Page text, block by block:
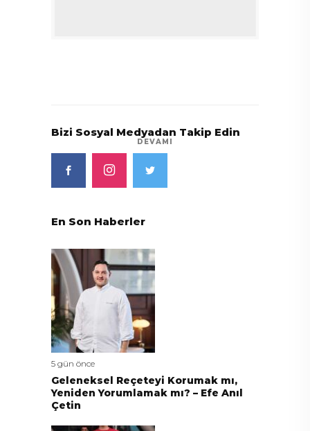
DEVAMI
Bizi Sosyal Medyadan Takip Edin
En Son Haberler
5 gün önce
Geleneksel Reçeteyi Korumak mı,
Yeniden Yorumlamak mı? – Efe Anıl
Çetin